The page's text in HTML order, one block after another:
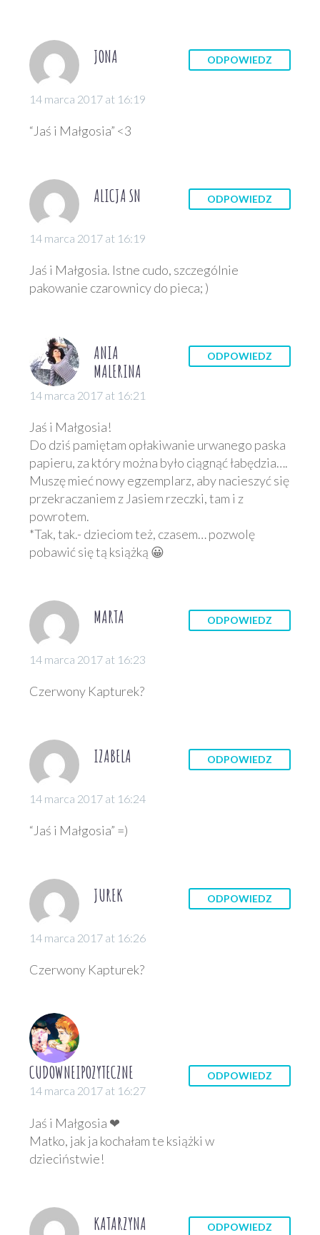
siedemdziesiątych XX
wieku, która, w…
JONA
14 marca 2017 at 16:19
ODPOWIEDZ
“Jaś i Małgosia” <3
ALICJA SN
14 marca 2017 at 16:19
ODPOWIEDZ
Jaś i Małgosia. Istne cudo, szczególnie
pakowanie czarownicy do pieca; )
ANIA
MALERINA
14 marca 2017 at 16:21
ODPOWIEDZ
Jaś i Małgosia!
Do dziś pamiętam opłakiwanie urwanego paska
papieru, za który można było ciągnąć łabędzia….
Muszę mieć nowy egzemplarz, aby nacieszyć się
przekraczaniem z Jasiem rzeczki, tam i z
powrotem.
*Tak, tak.- dzieciom też, czasem… pozwolę
pobawić się tą książką 😀
MARTA
14 marca 2017 at 16:23
ODPOWIEDZ
Czerwony Kapturek?
IZABELA
14 marca 2017 at 16:24
ODPOWIEDZ
“Jaś i Małgosia” =)
JUREK
14 marca 2017 at 16:26
ODPOWIEDZ
Czerwony Kapturek?
CUDOWNEIPOZYTECZNE
14 marca 2017 at 16:27
ODPOWIEDZ
Jaś i Małgosia ❤
Matko, jak ja kochałam te książki w
dzieciństwie!
KATARZYNA ODPOWIEDZ